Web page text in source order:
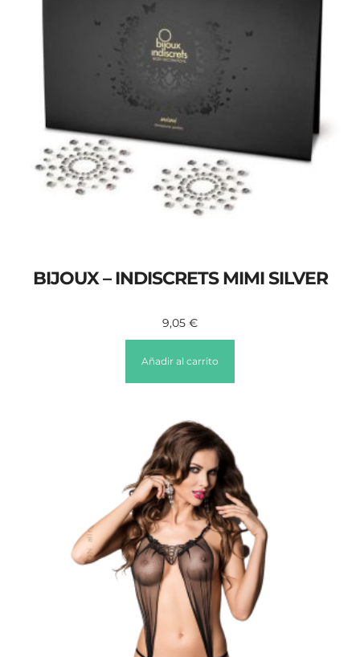
BIJOUX – INDISCRETS MIMI SILVER
9,05 €
Añadir al carrito